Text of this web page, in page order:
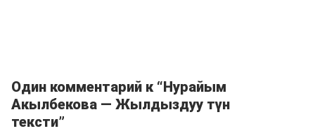
Один комментарий к “Нурайым
Акылбекова — Жылдыздуу түн
тексти”